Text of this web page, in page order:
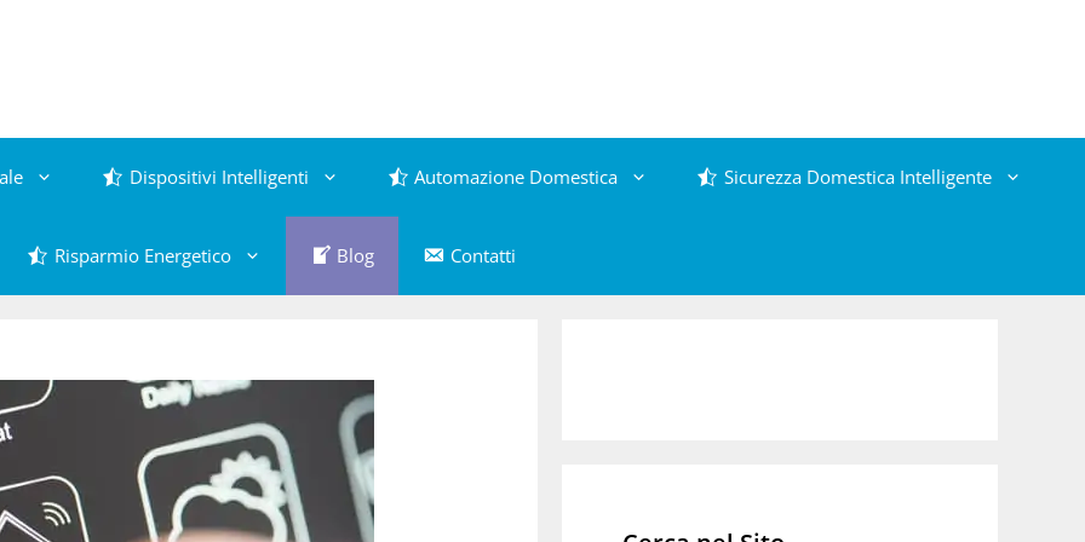
Dispositivi Intelligenti Automazione Domestica Sicurezza Domestica Intelligente
Risparmio Energetico Blog Contatti